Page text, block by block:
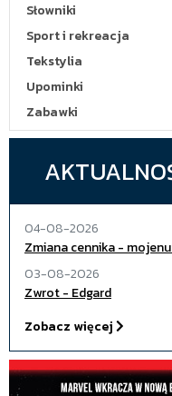
Słowniki
Sport i rekreacja
Tekstylia
Upominki
Zabawki
04-08-2026
Zmiana cennika -
03-08-2026
Zwrot - Edgard
Zobacz więcej